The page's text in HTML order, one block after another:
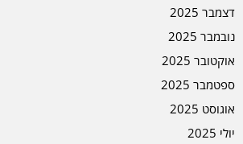
דצמבר 2025
נובמבר 2025
אוקטובר 2025
ספטמבר 2025
אוגוסט 2025
יולי 2025